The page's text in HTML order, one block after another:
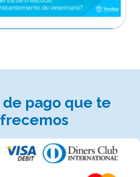
de pago que te